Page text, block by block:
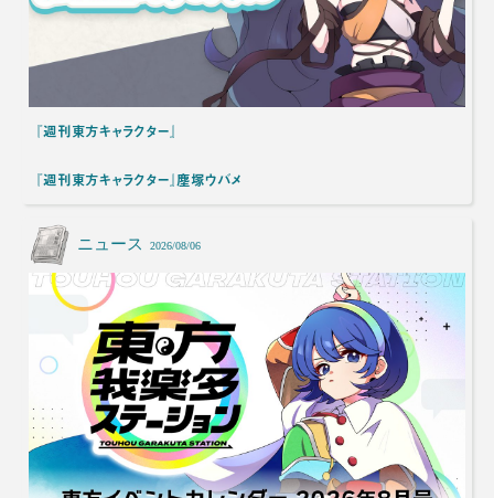
『週刊東方キャラクター』
『週刊東方キャラクター』塵塚ウバメ
ニュース 2026/08/06